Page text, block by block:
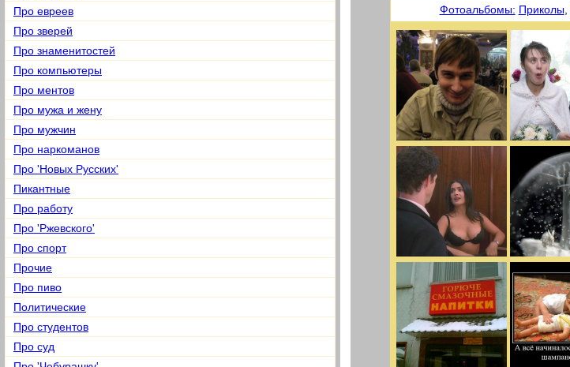
Про евреев
Про зверей
Про знаменитостей
Про компьютеры
Про ментов
Про мужа и жену
Про мужчин
Про наркоманов
Про 'Новых Русских'
Пикантные
Про работу
Про 'Ржевского'
Про спорт
Прочие
Про пиво
Политические
Про студентов
Про суд
Фотоальбомы: Приколы,